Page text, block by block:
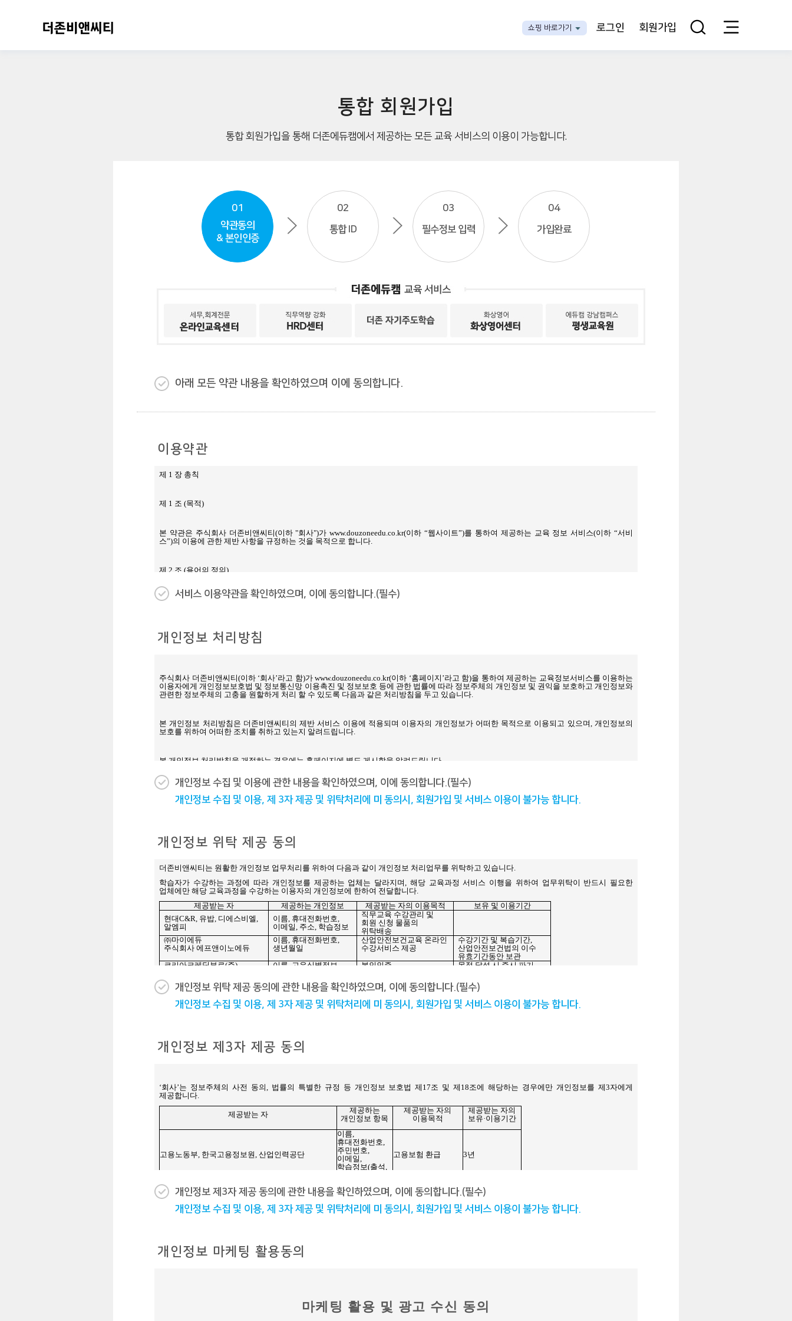
쇼핑 바로가기 로그인 회원가입
통합 회원가입
통합 회원가입을 통해 더존에듀캠에서 제공하는 모든 교육 서비스의 이용이 가능합니다.
01
약관동의
& 본인인증
02
통합 ID
03
필수정보 입력
04
가입완료
아래 모든 약관 내용을 확인하였으며 이에 동의합니다.
이용약관
서비스 이용약관을 확인하였으며, 이에 동의합니다.(필수)
개인정보 처리방침
개인정보 수집 및 이용에 관한 내용을 확인하였으며, 이에 동의합니다.(필수)
개인정보 수집 및 이용, 제 3자 제공 및 위탁처리에 미 동의시, 회원가입 및 서비스 이용이 불가능 합니다.
개인정보 위탁 제공 동의
개인정보 위탁 제공 동의에 관한 내용을 확인하였으며, 이에 동의합니다.(필수)
개인정보 수집 및 이용, 제 3자 제공 및 위탁처리에 미 동의시, 회원가입 및 서비스 이용이 불가능 합니다.
개인정보 제3자 제공 동의
개인정보 제3자 제공 동의에 관한 내용을 확인하였으며, 이에 동의합니다.(필수)
개인정보 수집 및 이용, 제 3자 제공 및 위탁처리에 미 동의시, 회원가입 및 서비스 이용이 불가능 합니다.
개인정보 마케팅 활용동의